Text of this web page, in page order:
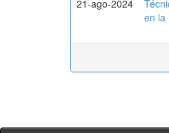
21-ago-2024
en la